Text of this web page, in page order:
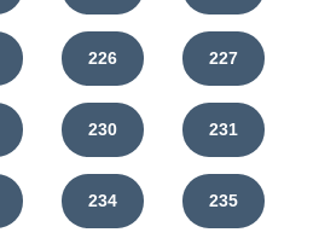
226 227
230 231
234 235